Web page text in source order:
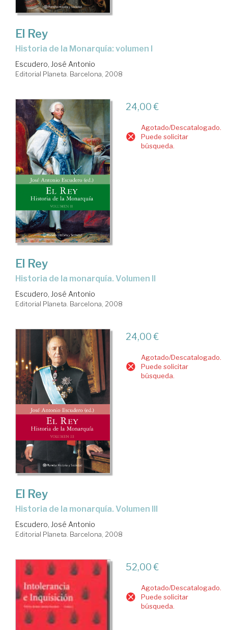
El Rey
historia de la Monarquía: volumen I
Escudero, José Antonio
Editorial Planeta. Barcelona, 2008
24,00 €
Agotado/Descatalogado.
Puede solicitar
búsqueda.
El Rey
historia de la monarquía. Volumen II
Escudero, José Antonio
Editorial Planeta. Barcelona, 2008
24,00 €
Agotado/Descatalogado.
Puede solicitar
búsqueda.
El Rey
historia de la monarquía. Volumen III
Escudero, José Antonio
Editorial Planeta. Barcelona, 2008
52,00 €
Agotado/Descatalogado.
Puede solicitar
búsqueda.